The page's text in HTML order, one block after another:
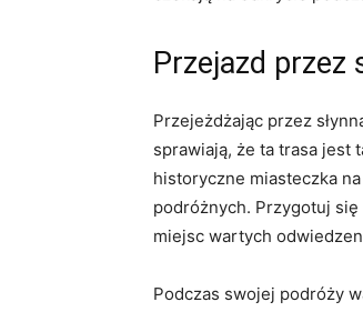
Przejazd przez
Przejeżdżając przez
sprawiają, że ta ​trasa jest
⁤historyczne miasteczka⁢
podróżnych. Przygotuj
miejsc‌ wartych
Podczas swojej podróży